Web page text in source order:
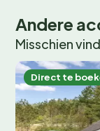
Andere
Misschien
Direct te